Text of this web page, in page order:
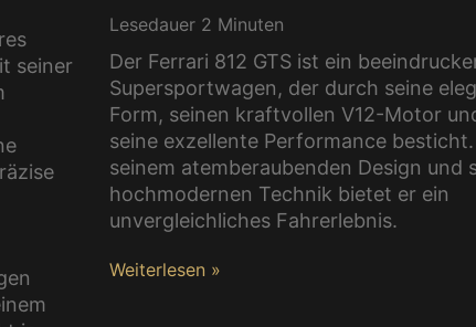
seiner
Lesedauer 2 Minuten
Der Ferrari 812 GTS ist ein
Supersportwagen, der durch seine
Form, seinen kraftvollen V12-Motor
seine exzellente Performance
seinem atemberaubenden Design und
hochmodernen Technik bietet er ein
unvergleichliches Fahrerlebnis.
Weiterlesen »